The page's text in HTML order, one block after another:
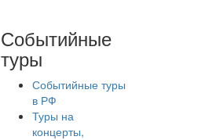
Событийные
туры
Событийные туры
в РФ
Туры на
концерты,